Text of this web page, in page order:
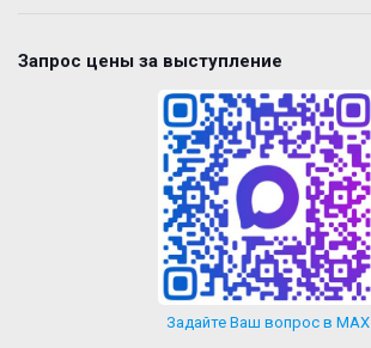
Запрос цены за выступление
Задайте Ваш вопрос в MAX